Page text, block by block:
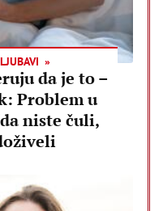
da je to –
Problem u
niste čuli,